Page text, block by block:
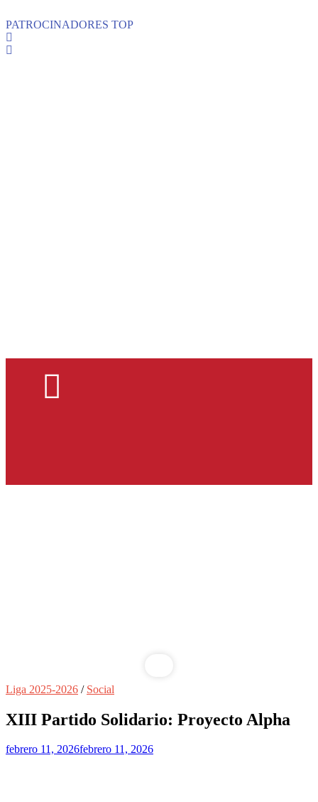
PATROCINADORES TOP
Liga 2025-2026 / Social
XIII Partido Solidario: Proyecto Alpha
febrero 11, 2026febrero 11, 2026